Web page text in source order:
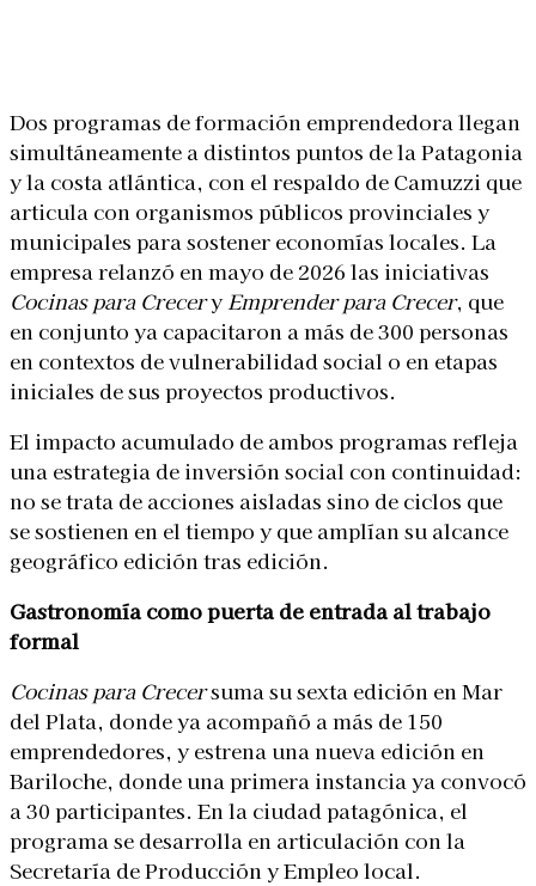
Dos programas de formación emprendedora llegan
simultáneamente a distintos puntos de la Patagonia
y la costa atlántica, con el respaldo de Camuzzi que
articula con organismos públicos provinciales y
municipales para sostener economías locales. La
empresa relanzó en mayo de 2026 las iniciativas
Cocinas para Crecery Emprender para Crecer, que
en conjunto ya capacitaron a más de 300 personas
en contextos de vulnerabilidad social o en etapas
iniciales de sus proyectos productivos.
El impacto acumulado de ambos programas refleja
una estrategia de inversión social con continuidad:
no se trata de acciones aisladas sino de ciclos que
se sostienen en el tiempo y que amplían su alcance
geográfico edición tras edición.
Gastronomía como puerta de entrada al trabajo
formal
Cocinas para Crecersuma su sexta edición en Mar
del Plata, donde ya acompañó a más de 150
emprendedores, y estrena una nueva edición en
Bariloche, donde una primera instancia ya convocó
a 30 participantes. En la ciudad patagónica, el
programa se desarrolla en articulación con la
Secretaría de Producción y Empleo local.